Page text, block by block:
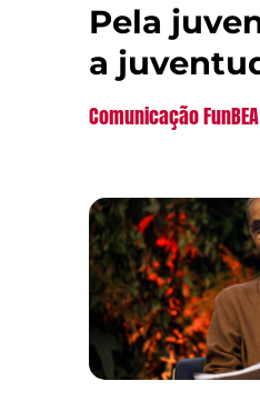
Pela
a
Comunicação FunBEA